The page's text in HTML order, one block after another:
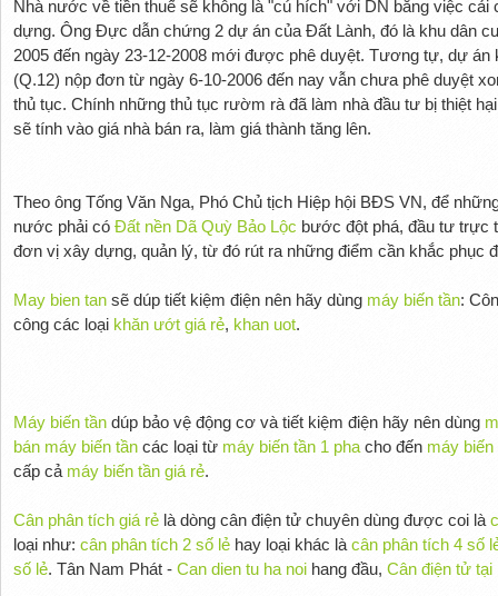
Nhà nước về tiền thuế sẽ không là "cú hích" với DN bằng việc
dựng. Ông Đực dẫn chứng 2 dự án của Đất Lành, đó là khu dân
2005 đến ngày 23-12-2008 mới được phê duyệt. Tương tự, dự
(Q.12) nộp đơn từ ngày 6-10-2006 đến nay vẫn chưa phê duyệt
thủ tục. Chính những thủ tục rườm rà đã làm nhà đầu tư bị thiệt
sẽ tính vào giá nhà bán ra, làm giá thành tăng lên.
Theo ông Tống Văn Nga, Phó Chủ tịch Hiệp hội BĐS VN, để
nước phải có Đất nền Dã Quỳ Bảo Lộc bước đột phá, đầu tư trực
đơn vị xây dựng, quản lý, từ đó rút ra những điểm cần khắc phục
May bien tansẽ dúp tiết kiệm điện nên hãy dùng máy biến tần:
công các loại khăn ướt giá rẻ, khan uot.
Máy biến tầndúp bảo vệ động cơ và tiết kiệm điện hãy nên dùng
bán máy biến tầncác loại từ máy biến tần 1 phacho đến máy biến
cấp cả máy biến tần giá rẻ.
Cân phân tích giá rẻlà dòng cân điện tử chuyên dùng được coi là
loại như: cân phân tích 2 số lẻ hay loại khác là cân phân tích 4 số
số lẻ. Tân Nam Phát - Can dien tu ha noihang đầu, Cân điện tử tại